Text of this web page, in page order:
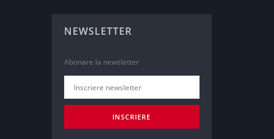
NEWSLETTER
Abonare la newsletter
INSCRIERE